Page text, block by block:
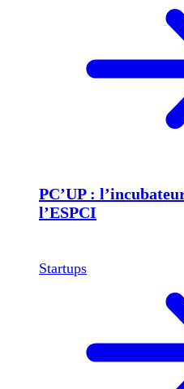
PC’UP :
l’ESPCI
Startups